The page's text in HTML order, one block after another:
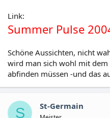
Link:
Summer Pulse
Schöne Aussichten, nicht
wird man sich wohl mit
abfinden müssen -und das
S St-Germain